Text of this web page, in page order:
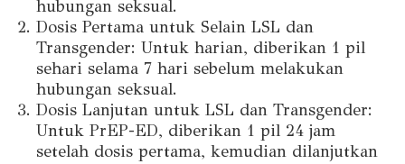
hubungan seksual.
Dosis Pertama untuk Selain LSL dan
Transgender: Untuk harian, diberikan 1 pil
sehari selama 7 hari sebelum melakukan
hubungan seksual.
Dosis Lanjutan untuk LSL dan Transgender:
Untuk PrEP-ED, diberikan 1 pil 24 jam
setelah dosis pertama, kemudian dilanjutkan